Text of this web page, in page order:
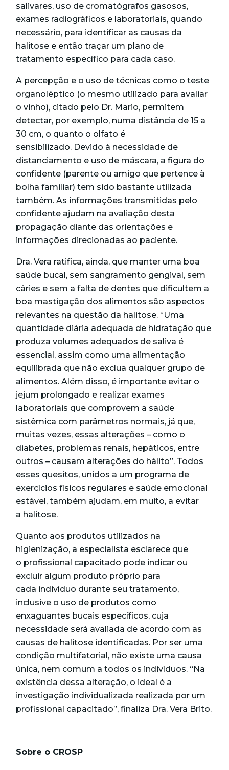
salivares, uso de cromatógrafos gasosos,
exames radiográficos e laboratoriais, quando
necessário, para identificar as causas da
halitose e então traçar um plano de
tratamento específico para cada caso.
A percepção e o uso de técnicas como o teste
organoléptico (o mesmo utilizado para avaliar
o vinho), citado pelo Dr. Mario, permitem
detectar, por exemplo, numa distância de 15 a
30 cm, o quanto o olfato é
sensibilizado. Devido à necessidade de
distanciamento e uso de máscara, a figura do
confidente (parente ou amigo que pertence à
bolha familiar) tem sido bastante utilizada
também. As informações transmitidas pelo
confidente ajudam na avaliação desta
propagação diante das orientações e
informações direcionadas ao paciente.
Dra. Vera ratifica, ainda, que manter uma boa
saúde bucal, sem sangramento gengival, sem
cáries e sem a falta de dentes que dificultem a
boa mastigação dos alimentos são aspectos
relevantes na questão da halitose. “Uma
quantidade diária adequada de hidratação que
produza volumes adequados de saliva é
essencial, assim como uma alimentação
equilibrada que não exclua qualquer grupo de
alimentos. Além disso, é importante evitar o
jejum prolongado e realizar exames
laboratoriais que comprovem a saúde
sistêmica com parâmetros normais, já que,
muitas vezes, essas alterações – como o
diabetes, problemas renais, hepáticos, entre
outros – causam alterações do hálito”. Todos
esses quesitos, unidos a um programa de
exercícios físicos regulares e saúde emocional
estável, também ajudam, em muito, a evitar
a halitose.
Quanto aos produtos utilizados na
higienização, a especialista esclarece que
o profissional capacitado pode indicar ou
excluir algum produto próprio para
cada indivíduo durante seu tratamento,
inclusive o uso de produtos como
enxaguantes bucais específicos, cuja
necessidade será avaliada de acordo com as
causas de halitose identificadas. Por ser uma
condição multifatorial, não existe uma causa
única, nem comum a todos os indivíduos. “Na
existência dessa alteração, o ideal é a
investigação individualizada realizada por um
profissional capacitado”, finaliza Dra. Vera Brito.
Sobre o CROSP